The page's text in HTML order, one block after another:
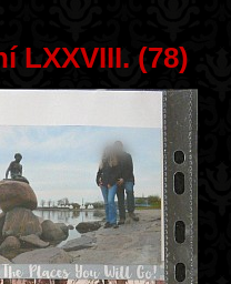
LXXVIII. (78)